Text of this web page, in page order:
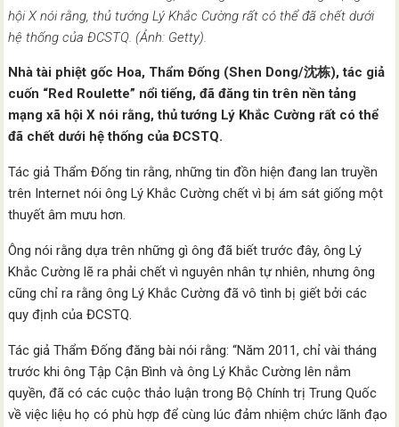
hội X nói rằng, thủ tướng Lý Khắc Cường rất có thể đã chết dưới
hệ thống của ĐCSTQ. (Ảnh: Getty).
Nhà tài phiệt gốc Hoa, Thẩm Đống (Shen Dong/沈栋), tác giả
cuốn “Red Roulette” nổi tiếng, đã đăng tin trên nền tảng
mạng xã hội X nói rằng, thủ tướng Lý Khắc Cường rất có thể
đã chết dưới hệ thống của ĐCSTQ.
Tác giả Thẩm Đống tin rằng, những tin đồn hiện đang lan truyền
trên Internet nói ông Lý Khắc Cường chết vì bị ám sát giống một
thuyết âm mưu hơn.
Ông nói rằng dựa trên những gì ông đã biết trước đây, ông Lý
Khắc Cường lẽ ra phải chết vì nguyên nhân tự nhiên, nhưng ông
cũng chỉ ra rằng ông Lý Khắc Cường đã vô tình bị giết bởi các
quy định của ĐCSTQ.
Tác giả Thẩm Đống đăng bài nói rằng: “Năm 2011, chỉ vài tháng
trước khi ông Tập Cận Bình và ông Lý Khắc Cường lên nắm
quyền, đã có các cuộc thảo luận trong Bộ Chính trị Trung Quốc
về việc liệu họ có phù hợp để cùng lúc đảm nhiệm chức lãnh đạo